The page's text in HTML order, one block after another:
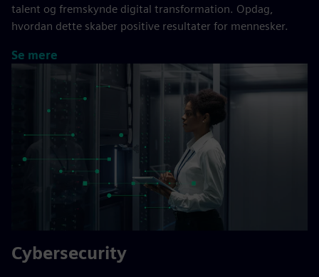
talent og fremskynde digital transformation. Opdag,
hvordan dette skaber positive resultater for mennesker.
Se mere
Cybersecurity